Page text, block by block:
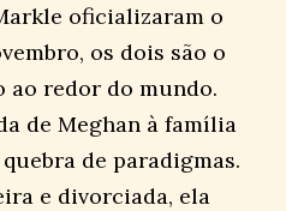
oficializaram o
os dois são o
ao redor do mundo.
de Meghan à família
de paradigmas.
e divorciada, ela